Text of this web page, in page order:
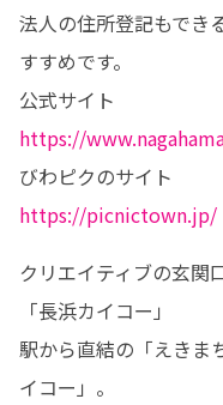
法人の住所登記もでき
すすめです。
https://
https://picnictown.jp/
クリエイティブの玄関
「長浜カイコー」
駅から直結の「えきま
イコー」。